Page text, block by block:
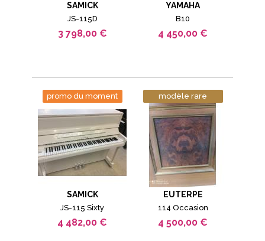
SAMICK
JS-115D
3 798,00 €
YAMAHA
B10
4 450,00 €
promo du moment
SAMICK
JS-115 Sixty
4 482,00 €
modèle rare
EUTERPE
114 Occasion
4 500,00 €